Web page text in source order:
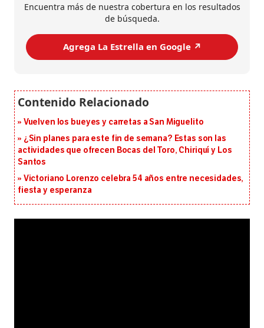
Encuentra más de nuestra cobertura en los resultados
de búsqueda.
Agrega La Estrella en Google ↗️
Vuelven los bueyes y carretas a San Miguelito
¿Sin planes para este fin de semana? Estas son las
actividades que ofrecen Bocas del Toro, Chiriquí y Los
Santos
Victoriano Lorenzo celebra 54 años entre necesidades,
fiesta y esperanza